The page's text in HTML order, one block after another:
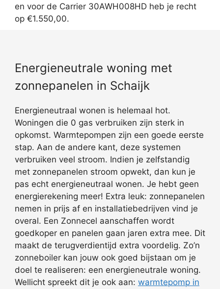
en voor de Carrier 30AWH008HD heb je recht
op €1.550,00.
Energieneutrale woning met
zonnepanelen in Schaijk
Energieneutraal wonen is helemaal hot.
Woningen die 0 gas verbruiken zijn sterk in
opkomst. Warmtepompen zijn een goede eerste
stap. Aan de andere kant, deze systemen
verbruiken veel stroom. Indien je zelfstandig
met zonnepanelen stroom opwekt, dan kun je
pas echt energieneutraal wonen. Je hebt geen
energierekening meer! Extra leuk: zonnepanelen
nemen in prijs af en installatiebedrijven vind je
overal. Een Zonnecel aanschaffen wordt
goedkoper en panelen gaan jaren extra mee. Dit
maakt de terugverdientijd extra voordelig. Zo’n
zonneboiler kan jouw ook goed bijstaan om je
doel te realiseren: een energieneutrale woning.
Wellicht spreekt dit je ook aan: warmtepomp in